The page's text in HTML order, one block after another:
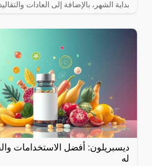
بداية الشهر، بالإضافة إلى العادات
ديسبريلون: أفضل الاستخدامات
له